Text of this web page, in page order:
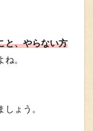
と、やらない方
。
ょう。